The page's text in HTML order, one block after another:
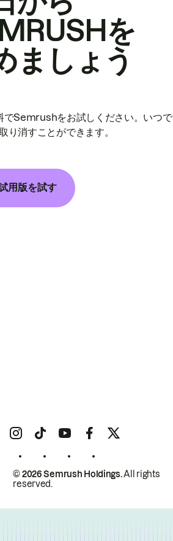
を
ましょう
でSemrushをお試しください。いつ
り消すことができます。
用版を試す
© 2026 Semrush Holdings.All rights
reserved.